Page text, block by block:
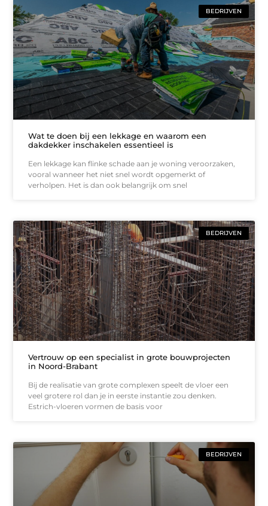
BEDRIJVEN
Wat te doen bij een lekkage en waarom een
dakdekker inschakelen essentieel is
Een lekkage kan flinke schade aan je woning veroorzaken,
vooral wanneer het niet snel wordt opgemerkt of
verholpen. Het is dan ook belangrijk om snel
BEDRIJVEN
Vertrouw op een specialist in grote bouwprojecten
in Noord-Brabant
Bij de realisatie van grote complexen speelt de vloer een
veel grotere rol dan je in eerste instantie zou denken.
Estrich-vloeren vormen de basis voor
BEDRIJVEN